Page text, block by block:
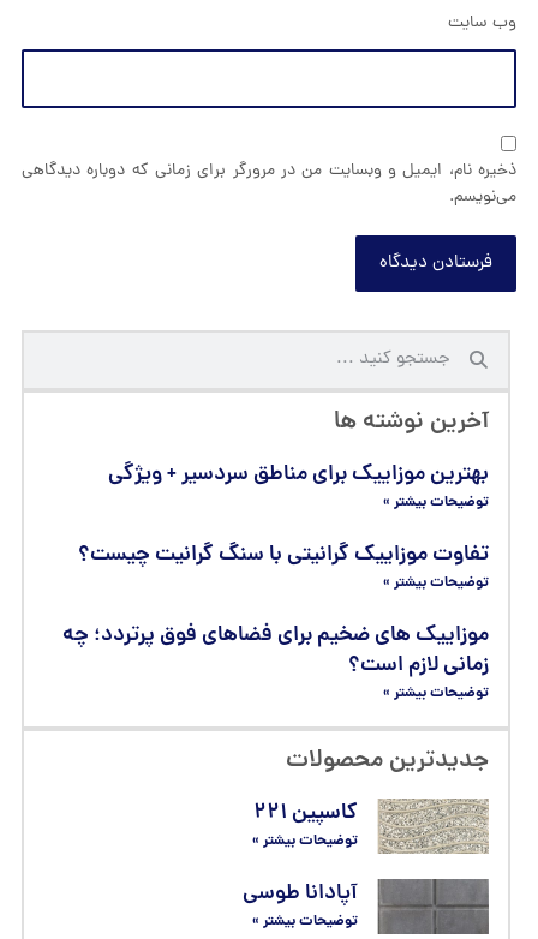
آخرین نوشته ها
بهترین موزاییک برای مناطق سردسیر + ویژگی
توضیحات بیشتر »
تفاوت موزاییک گرانیتی با سنگ گرانیت چیست؟
توضیحات بیشتر »
موزاییک‌ های ضخیم برای فضاهای فوق پرتردد؛ چه
زمانی لازم است؟
توضیحات بیشتر »
جدیدترین محصولات
کاسپین ۲۲۱
توضیحات بیشتر »
آپادانا طوسی
توضیحات بیشتر »
وب‌ سایت
ذخیره نام، ایمیل و وبسایت من در مرورگر برای زمانی که دوباره دیدگاهی
می‌نویسم.
فرستادن دیدگاه